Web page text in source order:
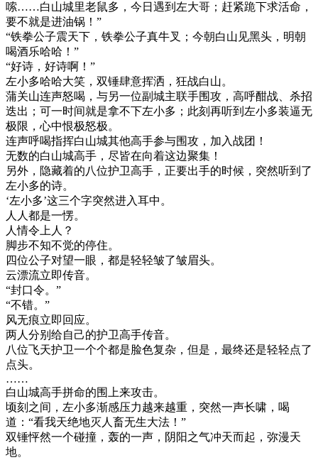
嗦……白山城里老鼠多，今日遇到左大哥；赶紧跪下求活命，
要不就是进油锅！”
“铁拳公子震天下，铁拳公子真牛叉；今朝白山见黑头，明朝
喝酒乐哈哈！”
“好诗，好诗啊！”
左小多哈哈大笑，双锤肆意挥洒，狂战白山。
蒲关山连声怒喝，与另一位副城主联手围攻，高呼酣战、杀招
迭出；可一时间就是拿不下左小多；此刻再听到左小多装逼无
极限，心中恨极怒极。
连声呼喝指挥白山城其他高手参与围攻，加入战团！
无数的白山城高手，尽皆在向着这边聚集！
另外，隐藏着的八位护卫高手，正要出手的时候，突然听到了
左小多的诗。
‘左小多’这三个字突然进入耳中。
人人都是一愣。
人情令上人？
脚步不知不觉的停住。
四位公子对望一眼，都是轻轻皱了皱眉头。
云漂流立即传音。
“封口令。”
“不错。”
风无痕立即回应。
两人分别给自己的护卫高手传音。
八位飞天护卫一个个都是脸色复杂，但是，最终还是轻轻点了
点头。
……
白山城高手拼命的围上来攻击。
顷刻之间，左小多渐感压力越来越重，突然一声长啸，喝
道：“看我天绝地灭人畜无生大法！”
双锤怦然一个碰撞，轰的一声，阴阳之气冲天而起，弥漫天
地。